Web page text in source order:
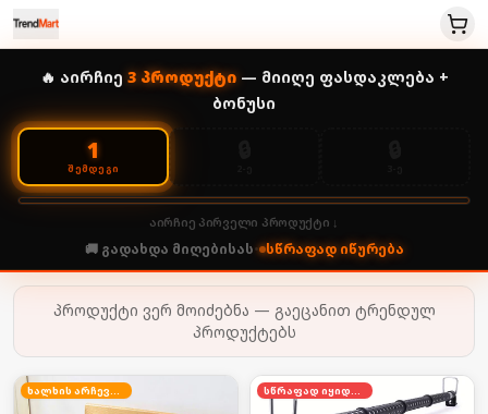
🔥 აირჩიე 3პროდუქტი— მიიღე ფასდაკლება +
ბონუსი
1
ᲨᲔᲛᲓᲔᲒᲘ
აირჩიე პირველი პროდუქტი ↓
🚚 გადახდა მიღებისას• სწრაფად იწურება
პროდუქტი ვერ მოიძებნა — გაეცანით ტრენდულ
პროდუქტებს
ხალხის არჩევანი სწრაფად იყიდება